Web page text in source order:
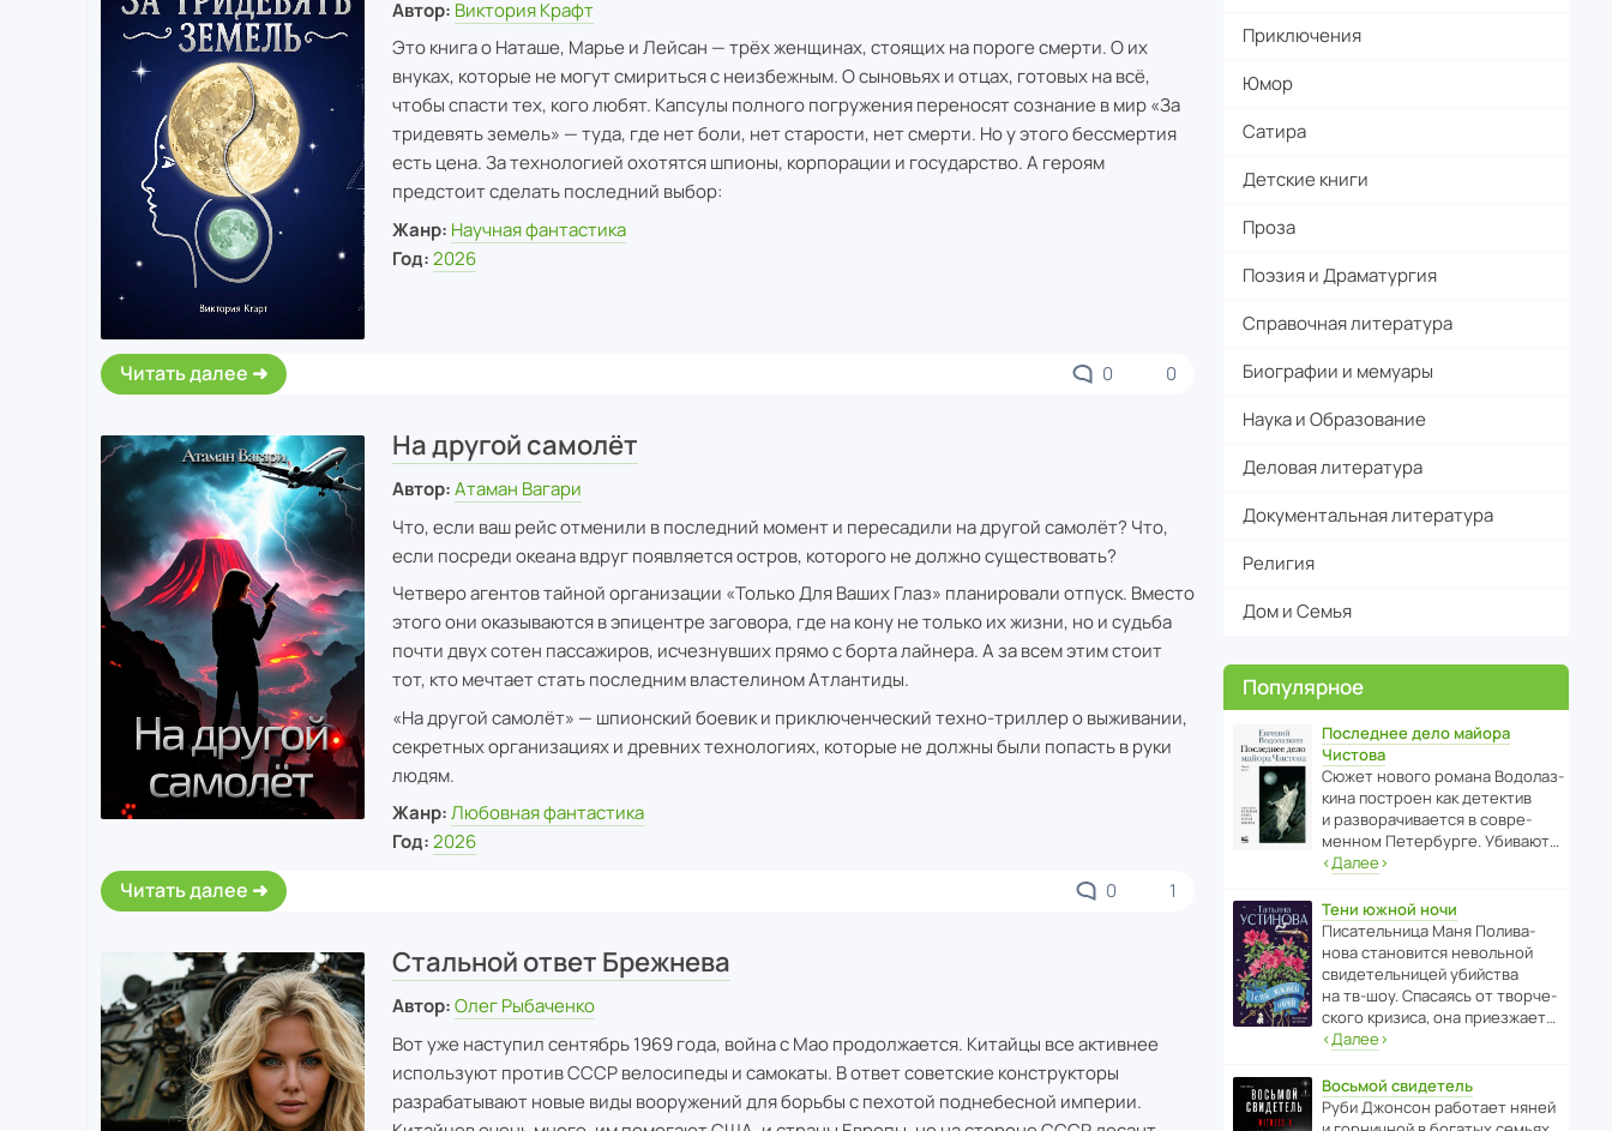
Автор: Виктория Крафт
Это книга о Наташе, Марье и Лейсан — трёх женщинах, стоящих на пороге смерти. О их
внуках, которые не могут смириться с неизбежным. О сыновьях и отцах, готовых на всё,
чтобы спасти тех, кого любят. Капсулы полного погружения переносят сознание в мир «За
тридевять земель» — туда, где нет боли, нет старости, нет смерти. Но у этого бессмертия
есть цена. За технологией охотятся шпионы, корпорации и государство. А героям
предстоит сделать последний выбор:
Жанр: Научная фантастика
Год: 2026
Читать далее 0 0
На другой самолёт
Автор: Атаман Вагари
Что, если ваш рейс отменили в последний момент и пересадили на другой самолёт? Что,
если посреди океана вдруг появляется остров, которого не должно существовать?
Четверо агентов тайной организации «Только Для Ваших Глаз» планировали отпуск. Вместо
этого они оказываются в эпицентре заговора, где на кону не только их жизни, но и судьба
почти двух сотен пассажиров, исчезнувших прямо с борта лайнера. А за всем этим стоит
тот, кто мечтает стать последним властелином Атлантиды.
«На другой самолёт» — шпионский боевик и приключенческий техно-триллер о выживании,
секретных организациях и древних технологиях, которые не должны были попасть в руки
людям.
Жанр: Любовная фантастика
Год: 2026
Читать далее 0 1
Стальной ответ Брежнева
Автор: Олег Рыбаченко
Вот уже наступил сентябрь 1969 года, война с Мао продолжается. Китайцы все активнее
используют против СССР велосипеды и самокаты. В ответ советские конструкторы
разрабатывают новые виды вооружений для борьбы с пехотой поднебесной империи.
Приключения
Юмор
Сатира
Детские книги
Проза
Поэзия и Драматургия
Справочная литература
Биографии и мемуары
Наука и Образование
Деловая литература
Документальная литература
Религия
Дом и Семья
Популярное
Последнее дело майора
Чистова
Сюжет нового романа Водо­ла­з­
кина пост­роен как дете­ктив
и разво­ра­чи­ва­ется в совре­
менном Пете­р­бурге. Убивают…
‹Далее›
Тени южной ночи
Писа­тель­ница Маня Поли­ва­
нова стано­вится невольной
свиде­тель­ницей убийства
на тв-шоу. Спасаясь от твор­че­
с­кого кризиса, она приезжает…
‹Далее›
Восьмой свидетель
Руби Джонсон рабо­тает няней